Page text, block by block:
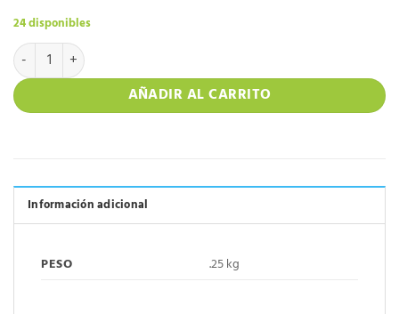
24 disponibles
FRESUBIN HPC cantidad
AÑADIR AL CARRITO
Información adicional
PESO .25 kg